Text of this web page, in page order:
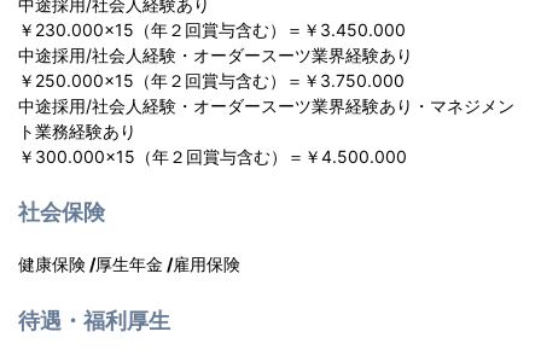
￥230.000×15（年２回賞与含む）＝￥3.450.000
中途採用/社会人経験・オーダースーツ業界経験あり
￥250.000×15（年２回賞与含む）＝￥3.750.000
中途採用/社会人経験・オーダースーツ業界経験あり・マネジメン
ト業務経験あり
￥300.000×15（年２回賞与含む）＝￥4.500.000
社会保険
健康保険 /厚生年金 /雇用保険
待遇・福利厚生